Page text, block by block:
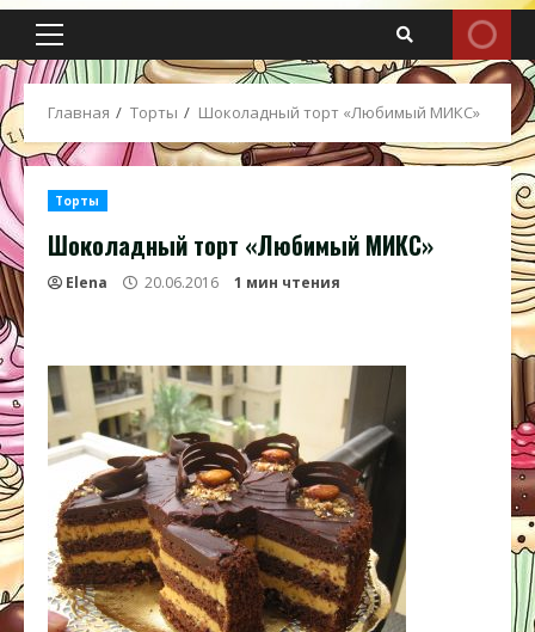
Основное
меню
Главная Торты Шоколадный торт «Любимый МИКС»
Торты
Шоколадный торт «Любимый МИКС»
Elena 20.06.2016 1 мин чтения